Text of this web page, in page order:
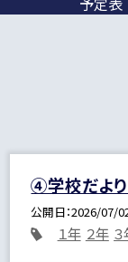
④学校だよ
公開日 2026/07/
１年 ２年